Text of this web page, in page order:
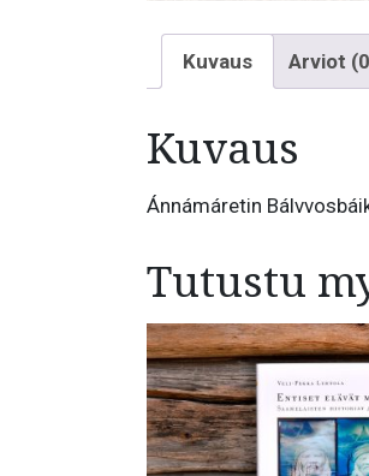
Kuvaus Arviot
Kuvaus
Ánnámáretin
Tutustu